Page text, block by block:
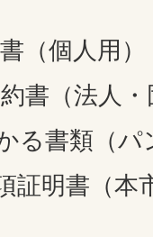
（個人用）
書（法人・
る書類（
証明書（本